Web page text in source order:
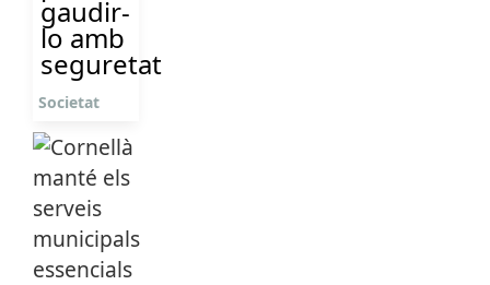
gaudir-
lo amb
seguretat
Societat